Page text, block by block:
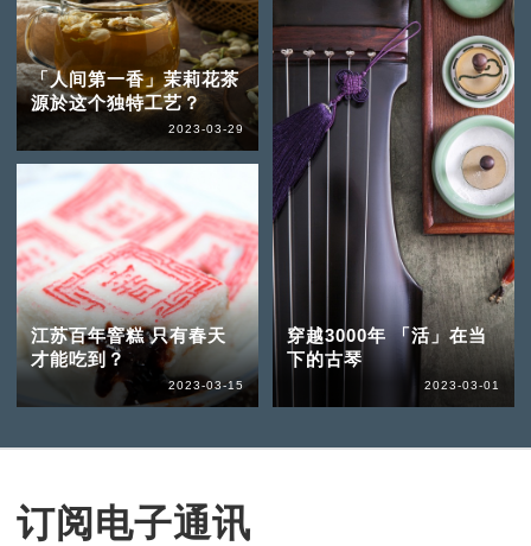
「人间第一香」茉莉花茶
源於这个独特工艺？
2023-03-29
江苏百年窨糕 只有春天
才能吃到？
2023-03-15
穿越3000年 「活」在当
下的古琴
2023-03-01
订阅电子通讯